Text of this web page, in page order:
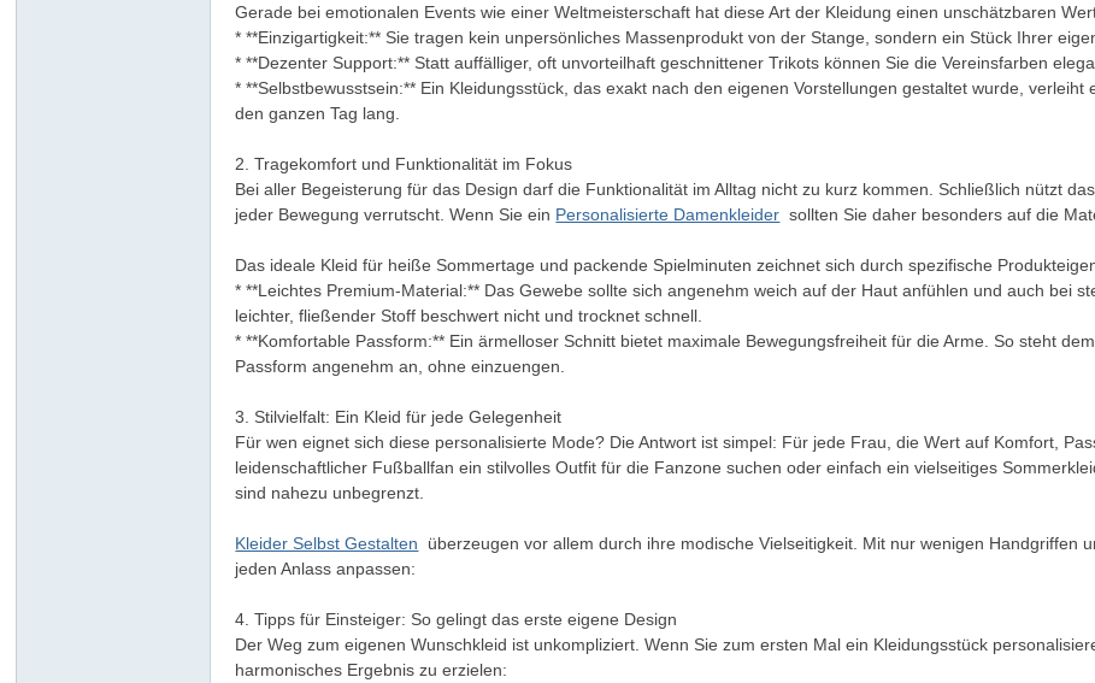
Gerade bei emotionalen Events wie einer Weltmeisterschaft hat diese Art der Kleidung einen unschätzbaren
* **Einzigartigkeit:** Sie tragen kein unpersönliches Massenprodukt von der Stange, sondern ein Stück Ihrer
* **Dezenter Support:** Statt auffälliger, oft unvorteilhaft geschnittener Trikots können Sie die Vereinsfarben
* **Selbstbewusstsein:** Ein Kleidungsstück, das exakt nach den eigenen Vorstellungen gestaltet wurde,
den ganzen Tag lang.
2. Tragekomfort und Funktionalität im Fokus
Bei aller Begeisterung für das Design darf die Funktionalität im Alltag nicht zu kurz kommen. Schließlich nützt
jeder Bewegung verrutscht. Wenn Sie ein Personalisierte Damenkleider sollten Sie daher besonders auf die
Das ideale Kleid für heiße Sommertage und packende Spielminuten zeichnet sich durch spezifische
* **Leichtes Premium-Material:** Das Gewebe sollte sich angenehm weich auf der Haut anfühlen und auch bei
leichter, fließender Stoff beschwert nicht und trocknet schnell.
* **Komfortable Passform:** Ein ärmelloser Schnitt bietet maximale Bewegungsfreiheit für die Arme. So steht
Passform angenehm an, ohne einzuengen.
3. Stilvielfalt: Ein Kleid für jede Gelegenheit
Für wen eignet sich diese personalisierte Mode? Die Antwort ist simpel: Für jede Frau, die Wert auf Komfort,
leidenschaftlicher Fußballfan ein stilvolles Outfit für die Fanzone suchen oder einfach ein vielseitiges
sind nahezu unbegrenzt.
Kleider Selbst Gestalten überzeugen vor allem durch ihre modische Vielseitigkeit. Mit nur wenigen Handgriffen
jeden Anlass anpassen:
4. Tipps für Einsteiger: So gelingt das erste eigene Design
Der Weg zum eigenen Wunschkleid ist unkompliziert. Wenn Sie zum ersten Mal ein Kleidungsstück
harmonisches Ergebnis zu erzielen: